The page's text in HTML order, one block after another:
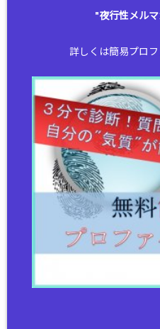
"夜行性メル
詳しくは簡易プロフ